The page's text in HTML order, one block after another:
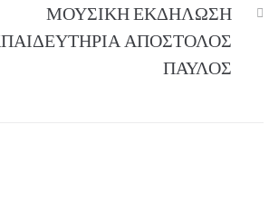
ΜΟΥΣΙΚΗ ΕΚΔΗΛΩΣΗ
ΑΠΟΣΤΟΛΟΣ
ΠΑΥΛΟΣ